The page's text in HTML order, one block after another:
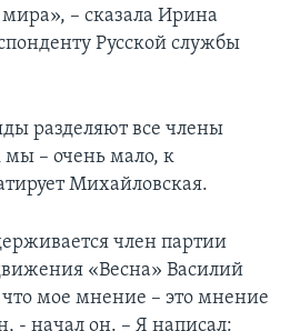
– сказала Ирина
Русской службы
разделяют все члены
– очень мало, к
Михайловская.
член партии
«Весна» Василий
мое мнение – это мнение
- начал он. – Я написал: